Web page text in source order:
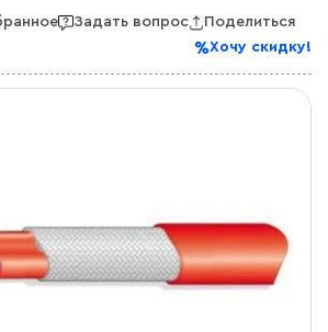
Задать вопрос
Поделиться
Хочу скидку!